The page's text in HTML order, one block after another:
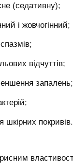
(седативну);
і жовчогінний;
відчуттів;
запалень;
шкірних покривів.